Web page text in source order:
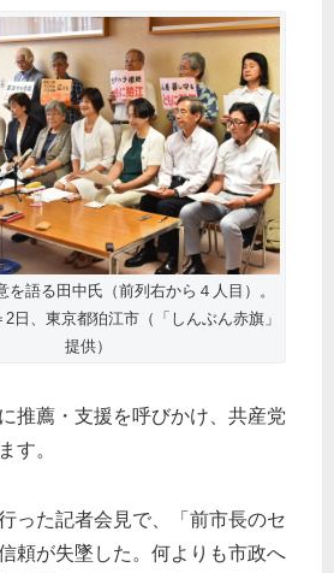
を語る田中氏（前列右から４人目）。
日、東京都狛江市（「しんぶん赤旗」
提供）
推薦・支援を呼びかけ、共産党
す。
った記者会見で、「前市長のセ
頼が失墜した。何よりも市政へ